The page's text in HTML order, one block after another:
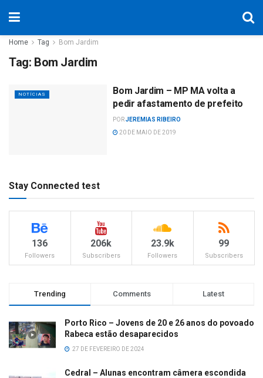
Home Tag Bom Jardim
Tag: Bom Jardim
NOTÍCIAS
Bom Jardim – MP MA volta a
pedir afastamento de prefeito
PORJEREMIAS RIBEIRO
20 DE MAIO DE 2019
Stay Connected test
136
Followers
206k
Subscribers
23.9k
Followers
99
Subscribers
Trending Comments Latest
Porto Rico – Jovens de 20 e 26 anos do povoado
Rabeca estão desaparecidos
27 DE FEVEREIRO DE 2024
Cedral – Alunas encontram câmera escondida